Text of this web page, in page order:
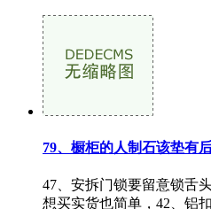
79、橱柜的人制石该垫有
47、安拆门锁要留意锁舌
想买实货也简单，42、铝